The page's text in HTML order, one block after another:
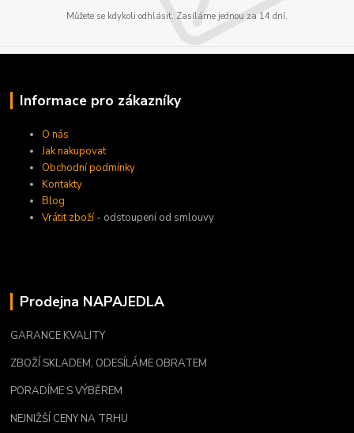
Můžete se kdykoli odhlásit. Zasíláme jednou za 14 dní.
Informace pro zákazníky
O nás
Jak nakupovat
Obchodní podmínky
Kontakty
Blog
Vrátit zboží- odstoupení od smlouvy
Prodejna NAPAJEDLA
GARANCE KVALITY
ZBOŽÍ SKLADEM, ODESÍLÁME OBRATEM
PORADÍME S VÝBĚREM
NEJNIŽŠÍ CENY NA TRHU